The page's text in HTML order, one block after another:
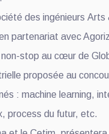
des ingénieurs
partenariat avec
stop au cœur de
proposée au
: machine learning,
process du futur, etc.